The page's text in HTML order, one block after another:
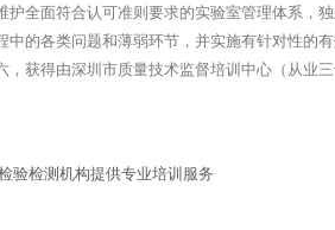
全面符合认可准则要求的实验室管理体系，
的各类问题和薄弱环节，并实施有针对性的
获得由深圳市质量技术监督培训中心（从业